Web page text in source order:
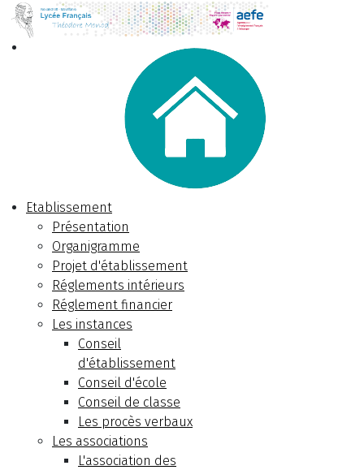
Etablissement
Présentation
Organigramme
Projet d'établissement
Réglements intérieurs
Réglement financier
Les instances
Conseil
d'établissement
Conseil d'école
Conseil de classe
Les procès verbaux
Les associations
L'association des